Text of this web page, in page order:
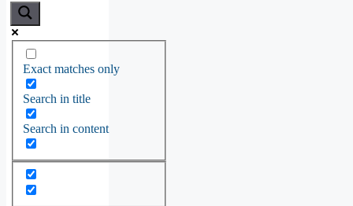
Exact matches only
Search in title
Search in content